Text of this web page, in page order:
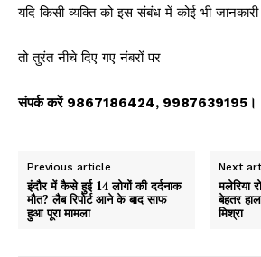
यदि किसी व्यक्ति को इस संबंध में कोई भी
तो तुरंत नीचे दिए गए नंबरों पर
संपर्क करें 9867186424, 9987639195।
Previous article
इंदौर में कैसे हुई 14 लोगों की दर्दनाक
मौत? लैब रिपोर्ट आने के बाद साफ
हुआ पूरा मामला
Next
मलेरिया
बेहतर
मिश्रा